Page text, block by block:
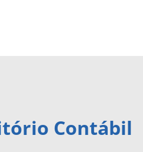
Contábil